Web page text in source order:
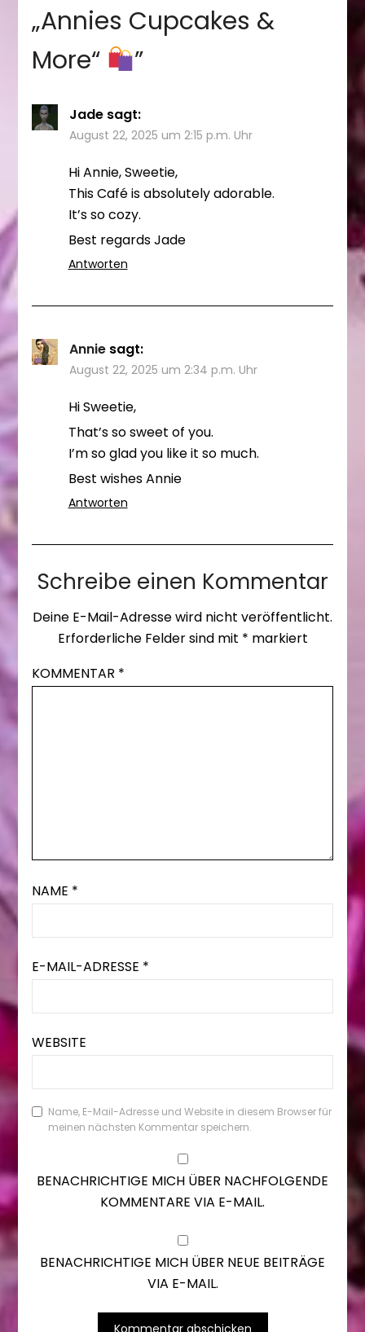
„Annies Cupcakes &
More“
”
Jade sagt:
August 22, 2025 um 2:15 p.m. Uhr
Hi Annie, Sweetie,
This Café is absolutely adorable.
It’s so cozy.
Best regards Jade
Antworten
Annie sagt:
August 22, 2025 um 2:34 p.m. Uhr
Hi Sweetie,
That’s so sweet of you.
I’m so glad you like it so much.
Best wishes Annie
Antworten
Schreibe einen Kommentar
Deine E-Mail-Adresse wird nicht veröffentlicht.
Erforderliche Felder sind mit * markiert
KOMMENTAR *
NAME *
E-MAIL-ADRESSE *
WEBSITE
Name, E-Mail-Adresse und Website in diesem Browser für
meinen nächsten Kommentar speichern.
BENACHRICHTIGE MICH ÜBER NACHFOLGENDE
KOMMENTARE VIA E-MAIL.
BENACHRICHTIGE MICH ÜBER NEUE BEITRÄGE
VIA E-MAIL.